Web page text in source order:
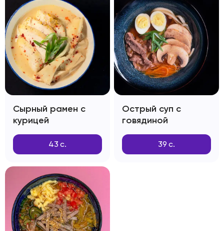
Сырный рамен с
курицей
43 с.
Острый суп с
говядиной
39 с.